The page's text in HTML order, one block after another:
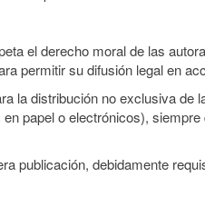
el derecho moral de las
permitir su difusión legal en
la distribución no exclusiva de
papel o electrónicos),
publicación, debidamente